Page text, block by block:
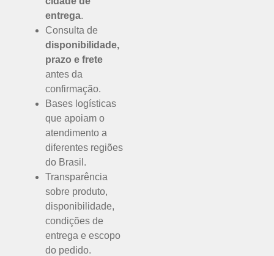
entrega.
Consulta de
disponibilidade,
prazo e frete
antes da
confirmação.
Bases logísticas
que apoiam o
atendimento a
diferentes regiões
do Brasil.
Transparência
sobre produto,
disponibilidade,
condições de
entrega e escopo
do pedido.